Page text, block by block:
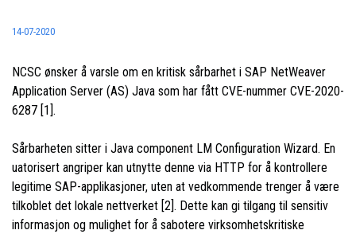
14-07-2020
NCSC ønsker å varsle om en kritisk sårbarhet i SAP NetWeaver
Application Server (AS) Java som har fått CVE-nummer CVE-2020-
6287 [1].
Sårbarheten sitter i Java component LM Configuration Wizard. En
uatorisert angriper kan utnytte denne via HTTP for å kontrollere
legitime SAP-applikasjoner, uten at vedkommende trenger å være
tilkoblet det lokale nettverket [2]. Dette kan gi tilgang til sensitiv
informasjon og mulighet for å sabotere virksomhetskritiske